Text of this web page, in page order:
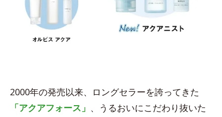
2000年の発売以来、ロングセラーを誇ってきた
「アクアフォース」 、うるおいにこだわり抜いた